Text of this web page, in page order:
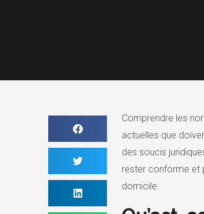
Comprendre les
actuelles que
des soucis
rester conforme et
domicile.